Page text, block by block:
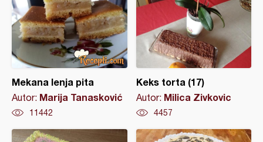
Mekana lenja pita
Autor: Marija Tanasković
11442
Keks torta (17)
Autor: Milica Zivkovic
4457